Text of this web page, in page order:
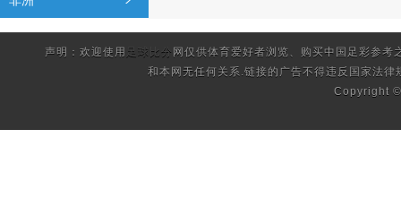
声明：欢迎使用 足球比分 网仅供体育爱好者浏览、购买中国足彩参
和本网无任何关系.链接的广告不得违反国家法律
Copyright